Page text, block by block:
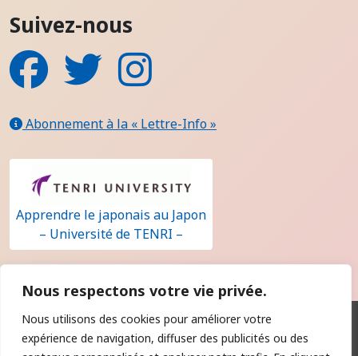
Nous respectons votre vie privée.
Nous utilisons des cookies pour améliorer votre
expérience de navigation, diffuser des publicités ou des
Suivez-nous
FacebookTwitter Instagram
Abonnement à la « Lettre-Info »
Apprendre le japonais au Japon
– Université de TENRI –
Qui sommes-nous ?
Contact